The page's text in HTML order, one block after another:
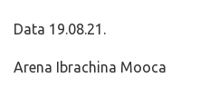
Data 19.08.21.
Arena Ibrachina Mooca